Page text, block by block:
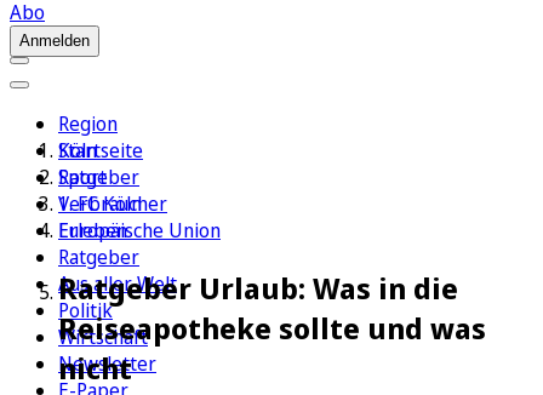
Abo
Anmelden
Region
Köln
Sport
1. FC Köln
Erleben
Ratgeber
Aus aller Welt
Politik
Wirtschaft
Newsletter
Startseite
Ratgeber
Verbraucher
Europäische Union
Ratgeber Urlaub: Was in die
Reiseapotheke sollte und was
nicht